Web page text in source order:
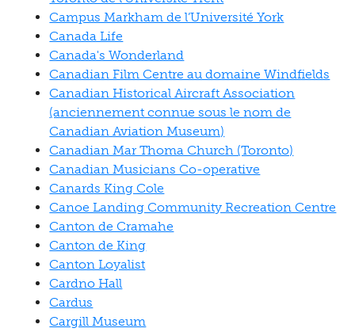
Campus Markham de l’Université York
Canada Life
Canada's Wonderland
Canadian Film Centre au domaine Windfields
Canadian Historical Aircraft Association
(anciennement connue sous le nom de
Canadian Aviation Museum)
Canadian Mar Thoma Church (Toronto)
Canadian Musicians Co-operative
Canards King Cole
Canoe Landing Community Recreation Centre
Canton de Cramahe
Canton de King
Canton Loyalist
Cardno Hall
Cardus
Cargill Museum